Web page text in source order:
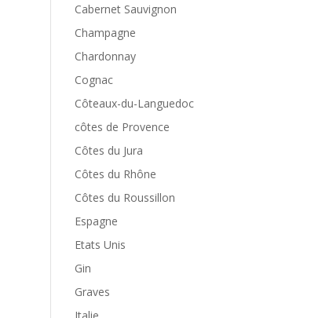
Cabernet Sauvignon
Champagne
Chardonnay
Cognac
Côteaux-du-Languedoc
côtes de Provence
Côtes du Jura
Côtes du Rhône
Côtes du Roussillon
Espagne
Etats Unis
Gin
Graves